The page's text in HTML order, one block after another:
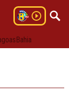
Bahia